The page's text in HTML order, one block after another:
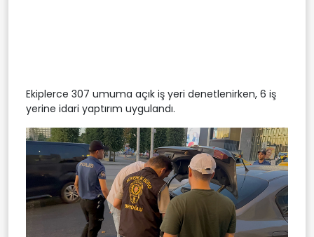
Ekiplerce 307 umuma açık iş yeri denetlenirken, 6 iş
yerine idari yaptırım uygulandı.